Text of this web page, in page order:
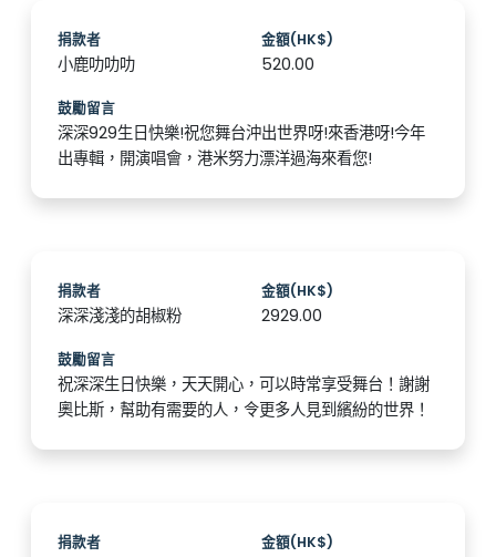
捐款者
小鹿叻叻叻
金額(HK$)
520.00
鼓勵留言
深深929生日快樂!祝您舞台沖出世界呀!來香港呀!今年
出專輯，開演唱會，港米努力漂洋過海來看您!
捐款者
深深淺淺的胡椒粉
金額(HK$)
2929.00
鼓勵留言
祝深深生日快樂，天天開心，可以時常享受舞台！謝謝
奧比斯，幫助有需要的人，令更多人見到繽紛的世界！
捐款者 金額(HK$)